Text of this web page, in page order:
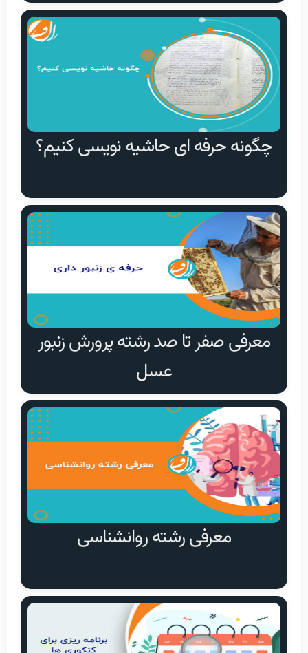
چگونه حرفه ای حاشیه نویسی کنیم؟
معرفی صفر تا صد رشته پرورش زنبور
عسل
معرفی رشته روانشناسی